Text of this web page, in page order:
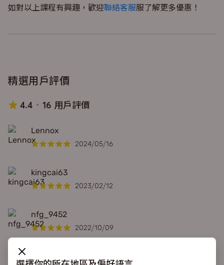
如對以上課程有興趣，歡迎聯絡客服服了解更多優惠！
精選用戶評價
4.4 16 用戶評價
Lennox
2024/05/16
kingcai63
2023/02/12
nfg_9452
2022/10/09
更多